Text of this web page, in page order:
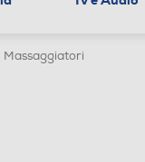
Massaggiatori